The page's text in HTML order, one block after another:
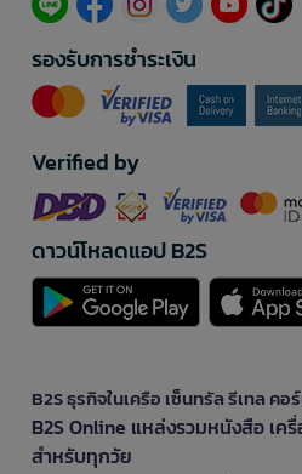
รองรับการชำระเงิน
Verified by
ดาวน์โหลดแอป B2S
B2S ธุรกิจในเครือ เซ็นทรัล รีเทล ค
B2S Online แหล่งรวมหนังสือ เค
สำหรับทุกวัย